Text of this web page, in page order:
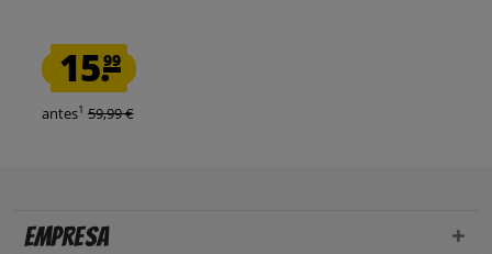
15.99
antes1 59,99 €
Empresa